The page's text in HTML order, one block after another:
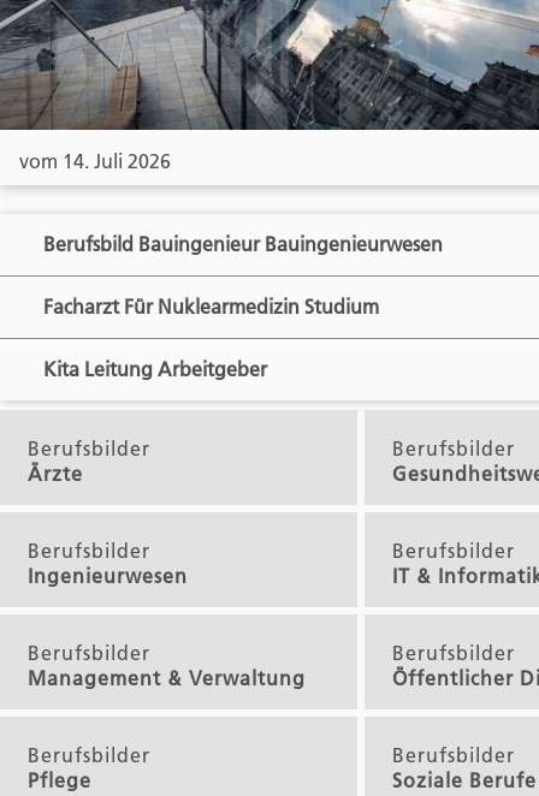
vom 14. Juli 2026
Berufsbild Bauingenieur Bauingenieurwesen
Facharzt Für Nuklearmedizin Studium
Kita Leitung Arbeitgeber
Berufsbilder
Ärzte
Berufsbilder
Berufsbilder
Ingenieurwesen
Berufsbilder
IT &
Berufsbilder
Management & Verwaltung
Berufsbilder
Öffentlicher
Berufsbilder
Pflege
Berufsbilder
Soziale Berufe